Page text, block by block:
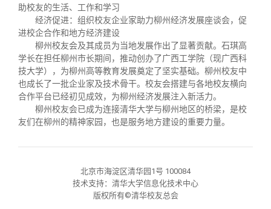
校友讲坛
校友视界
实用信息
总会章程
理事会名单
制度法规
联系我们
助校友的生活、工作和学习
经济促进：组织校友企业家助力柳州经济发展座谈会，促
进校企合作和地方经济建设
柳州校友会及其成员为当地发展作出了显著贡献。石琪高
学长在担任柳州市长期间，推动创办了广西工学院（现广西科
技大学），为柳州高等教育发展奠定了坚实基础。柳州校友中
也成长了一批企业家及技术骨干。校友会搭建与各地校友横向
合作平台已经初见成效，为柳州经济发展注入新活力。
柳州校友会已成为连接清华大学与柳州地区的桥梁，是校
友们在柳州的精神家园，也是服务地方建设的重要力量。
北京市海淀区清华园1号 100084
技术支持：清华大学信息化技术中心
版权所有©清华校友总会